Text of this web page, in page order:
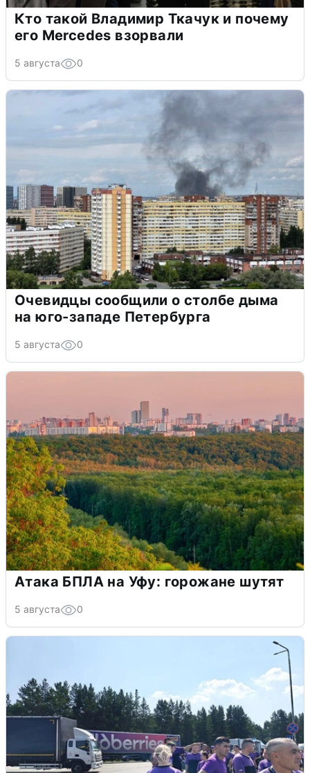
Кто такой Владимир Ткачук и почему
его Mercedes взорвали
5 августа 0
Очевидцы сообщили о столбе дыма
на юго-западе Петербурга
5 августа 0
Атака БПЛА на Уфу: горожане шутят
5 августа 0